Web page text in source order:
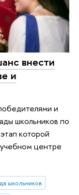
внести
и
и
школьников по
которой
центре
школьников